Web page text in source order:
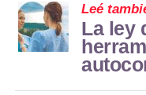
Leé
La ley